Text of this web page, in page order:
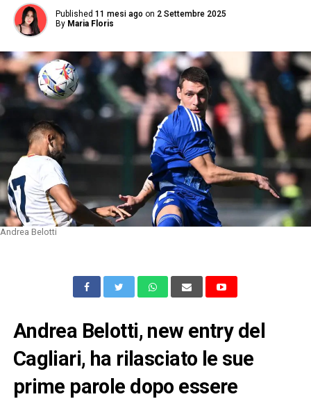
Published 11 mesi ago on 2 Settembre 2025
By Maria Floris
Andrea Belotti
Andrea Belotti, new entry del
Cagliari, ha rilasciato le sue
prime parole dopo essere